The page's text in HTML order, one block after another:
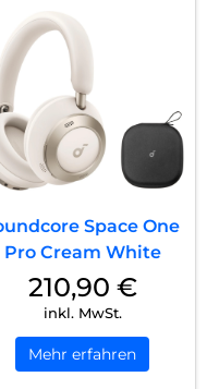
Space One
Pro Cream White
210,90 €
inkl. MwSt.
Mehr erfahren